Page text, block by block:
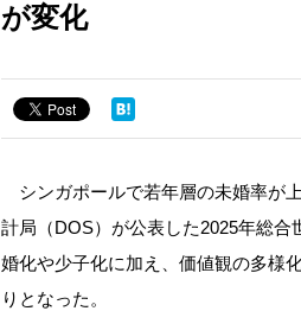
が変化
シンガポールで若年層の未婚率が
計局（DOS）が公表した2025年総合
婚化や少子化に加え、価値観の多様
りとなった。